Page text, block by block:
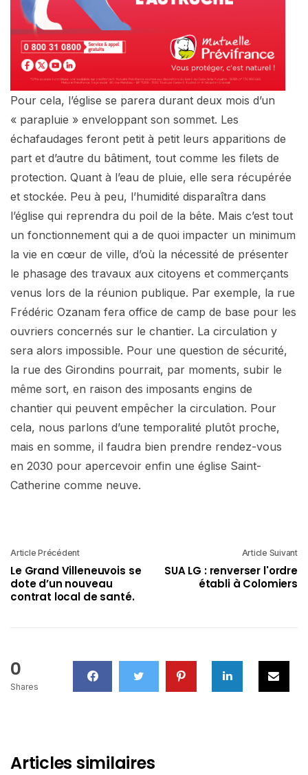
Pour cela, l’église se parera durant deux mois d’un
« parapluie » enveloppant son sommet. Les
échafaudages feront petit à petit leurs apparitions de
part et d’autre du bâtiment, tout comme les filets de
protection. Quant à l’eau de pluie, elle sera récupérée
et stockée. Peu à peu, l’humidité disparaîtra dans
l’église qui reprendra du poil de la bête. Mais c’est tout
un fonctionnement qui a de quoi impacter un minimum
la vie en cœur de ville, d’où la nécessité de présenter
le phasage des travaux aux citoyens et commerçants
venus lors de la réunion publique. Par exemple, la rue
Frédéric Ozanam fera office de camp de base pour les
ouvriers concernés sur le chantier. La circulation y
sera alors impossible. Pour une question de sécurité,
la rue des Girondins pourrait, par moments, subir le
même sort, en raison des imposants engins de
chantier qui peuvent empêcher la circulation. Pour
cela, nous parlons d’une temporalité plutôt proche,
mais en somme, il faudra bien prendre rendez-vous
en 2030 pour apercevoir enfin une église Saint-
Catherine comme neuve.
Article Précédent
Le Grand Villeneuvois se
dote d’un nouveau
contrat local de santé.
Article Suivant
SUA LG : renverser l'ordre
établi à Colomiers
0
Shares
Articles similaires